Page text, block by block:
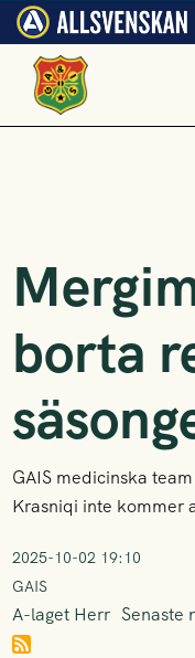
borta
GAIS medicinska
Krasniqi inte kommer
2025-10-02 19:10
GAIS
A-laget Herr Senaste